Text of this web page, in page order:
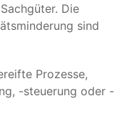
Die
sind
Prozesse,
-steuerung oder -